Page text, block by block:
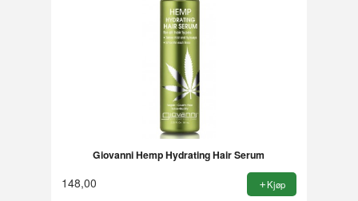
Giovanni Hemp Hydrating Hair Serum
148,00 Kjøp